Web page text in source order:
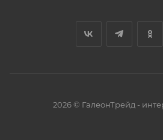
2026 © ГалеонТрейд -